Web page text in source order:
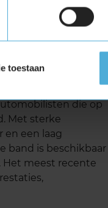
toestaan
Deze band
aan een stillere
heeft
in de band,
die op
Met sterke
en een laag
band is beschikbaar
Het meest recente